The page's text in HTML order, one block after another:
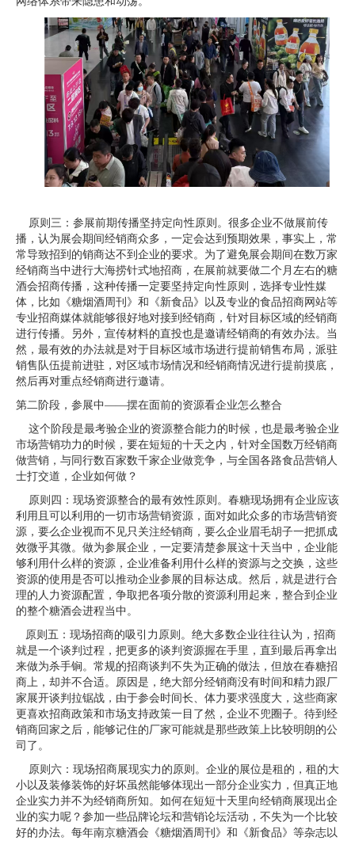
原则三：参展前期传播坚持定向性原则。很多企业不做展前传
播，认为展会期间经销商众多，一定会达到预期效果，事实上，常
常导致招到的销商达不到企业的要求。为了避免展会期间在数万家
经销商当中进行大海捞针式地招商，在展前就要做二个月左右的糖
酒会招商传播，这种传播一定要坚持定向性原则，选择专业性媒
体，比如《糖烟酒周刊》和《新食品》以及专业的食品招商网站等
专业招商媒体就能够很好地对接到经销商，针对目标区域的经销商
进行传播。另外，宣传材料的直投也是邀请经销商的有效办法。当
然，最有效的办法就是对于目标区域市场进行提前销售布局，派驻
销售队伍提前进驻，对区域市场情况和经销商情况进行提前摸底，
然后再对重点经销商进行邀请。
第二阶段，参展中——摆在面前的资源看企业怎么整合
这个阶段是最考验企业的资源整合能力的时候，也是最考验企业
市场营销功力的时候，要在短短的十天之内，针对全国数万经销商
做营销，与同行数百家数千家企业做竞争，与全国各路食品营销人
士打交道，企业如何做？
原则四：现场资源整合的最有效性原则。春糖现场拥有企业应该
利用且可以利用的一切市场营销资源，面对如此众多的市场营销资
源，要么企业视而不见只关注经销商，要么企业眉毛胡子一把抓成
效微乎其微。做为参展企业，一定要清楚参展这十天当中，企业能
够利用什么样的资源，企业准备利用什么样的资源与之交换，这些
资源的使用是否可以推动企业参展的目标达成。然后，就是进行合
理的人力资源配置，争取把各项分散的资源利用起来，整合到企业
的整个糖酒会进程当中。
原则五：现场招商的吸引力原则。绝大多数企业往往认为，招商
就是一个谈判过程，把更多的谈判资源握在手里，直到最后再拿出
来做为杀手锏。常规的招商谈判不失为正确的做法，但放在春糖招
商上，却并不合适。原因是，绝大部分经销商没有时间和精力跟厂
家展开谈判拉锯战，由于参会时间长、体力要求强度大，这些商家
更喜欢招商政策和市场支持政策一目了然，企业不兜圈子。待到经
销商回家之后，能够记住的厂家可能就是那些政策上比较明朗的公
司了。
原则六：现场招商展现实力的原则。企业的展位是租的，租的大
小以及装修装饰的好坏虽然能够体现出一部分企业实力，但真正地
企业实力并不为经销商所知。如何在短短十天里向经销商展现出企
业的实力呢？参加一些品牌论坛和营销论坛活动，不失为一个比较
好的办法。每年南京糖酒会《糖烟酒周刊》和《新食品》等杂志以